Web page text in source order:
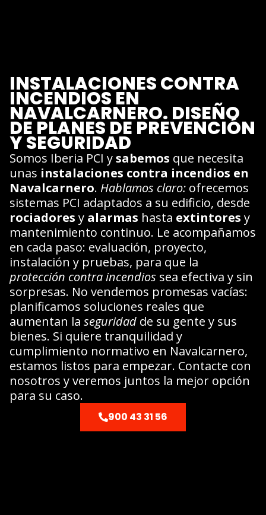
INSTALACIONES CONTRA
INCENDIOS EN
NAVALCARNERO. DISEÑO
DE PLANES DE PREVENCIÓN
Y SEGURIDAD
Somos Iberia PCI ysabemos que necesita
unas instalaciones contra incendios en
Navalcarnero. Hablamos claro:ofrecemos
sistemas PCI adaptados a su edificio, desde
rociadores y alarmas hasta extintores y
mantenimiento continuo. Le acompañamos
en cada paso: evaluación, proyecto,
instalación y pruebas, para que la
protección contra incendios sea efectiva y sin
sorpresas. No vendemos promesas vacías:
planificamos soluciones reales que
aumentan la seguridadde su gente y sus
bienes. Si quiere tranquilidad y
cumplimiento normativo en Navalcarnero,
estamos listos para empezar. Contacte con
nosotros y veremos juntos la mejor opción
para su caso.
900 43 31 56